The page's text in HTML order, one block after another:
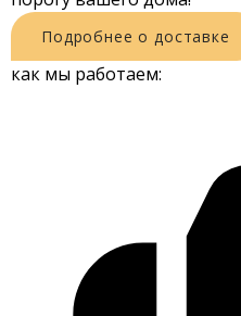
Подробнее о доставке
как мы работаем: